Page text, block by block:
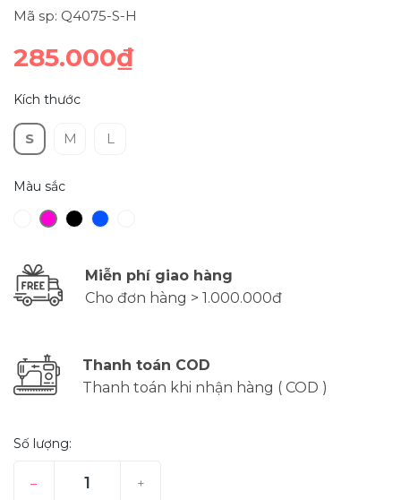
Mã sp: Q4075-S-H
285.000₫
Kích thước
S M L
Màu sắc
Miễn phí giao hàng
Cho đơn hàng > 1.000.000đ
Thanh toán COD
Thanh toán khi nhận hàng ( COD )
Số lượng:
– +